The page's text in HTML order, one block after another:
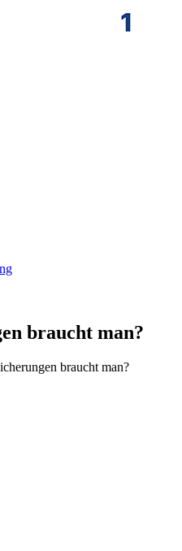
braucht man?
braucht man?